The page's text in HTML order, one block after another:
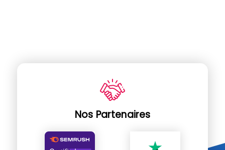
Nos Partenaires